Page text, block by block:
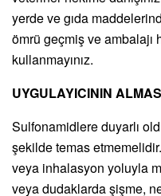
yerde ve gıda
ömrü geçmiş ve ambalajı
kullanmayınız.
UYGULAYICININ
Sulfonamidlere duyarlı
şekilde temas
veya inhalasyon yoluyla
veya dudaklarda şişme,